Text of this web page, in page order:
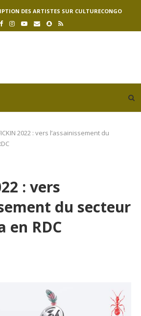
DES ARTISTES SUR CULTURECONGO
2022 : vers l’assainissement du
: vers
du secteur
en RDC